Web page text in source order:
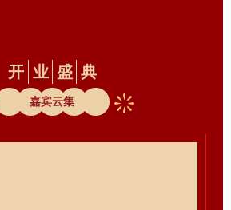
开 业 盛 典
嘉宾云集